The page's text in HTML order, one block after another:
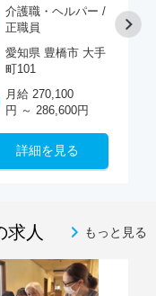
介護職・ヘルパー /
正職員
愛知県 豊橋市 大手
町101
月給 270,100
円 ～ 286,600円
詳細を見る
求人 もっと見る